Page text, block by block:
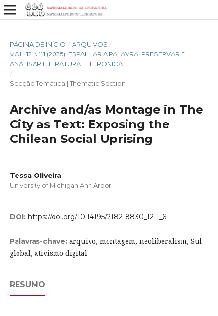
PÁGINA DE INÍCIO / ARQUIVOS /
VOL. 12 N.º 1 (2025): ESPALHAR A PALAVRA: PRESERVAR E
ANALISAR LITERATURA ELETRÓNICA
/
Secção Temática | Thematic Section
Archive and/as Montage in The
City as Text: Exposing the
Chilean Social Uprising
Tessa Oliveira
University of Michigan Ann Arbor
DOI: https://doi.org/10.14195/2182-8830_12-1_6
Palavras-chave: arquivo, montagem, neoliberalism, Sul
global, ativismo digital
RESUMO